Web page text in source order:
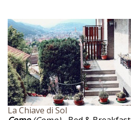
Cucina molisana
Cucina per celiaci
Cucina tipica
Cucina tradizionale
Cucina vegana
Cucina vegetariana
La Chiave di Sol